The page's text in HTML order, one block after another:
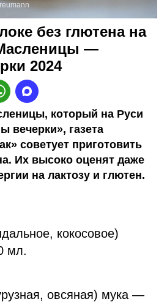
без глютена на
—
2024
который на Руси
вечерки», газета
советует приготовить
Их высоко оценят даже
на лактозу и глютен.
кокосовое)
мл.
овсяная) мука —